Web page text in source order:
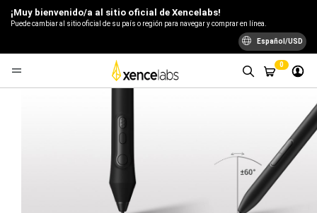
¡Muy bienvenido/a al sitio oficial de Xencelabs!
Puede cambiar al sitio oficial de su país o región para navegar y comprar en línea.
Español/USD
0